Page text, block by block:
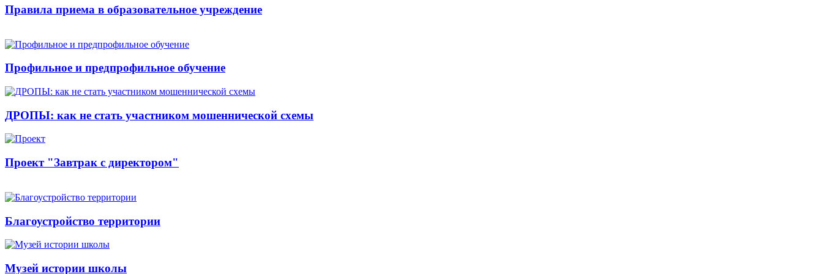
Правила приема в образовательное учреждение
Профильное и предпрофильное обучение
ДРОПЫ: как не стать участником мошеннической схемы
Проект "Завтрак с директором"
Благоустройство территории
Музей истории школы